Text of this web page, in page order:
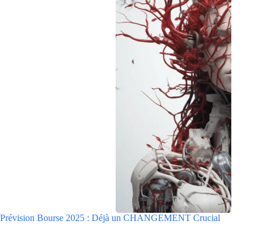
Prévision Bourse 2025 : Déjà un CHANGEMENT Crucial